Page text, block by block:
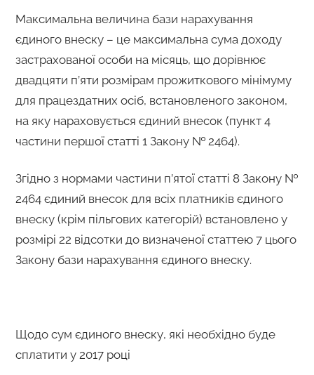
Максимальна величина бази нарахування
єдиного внеску – це максимальна сума доходу
застрахованої особи на місяць, що дорівнює
двадцяти п’яти розмірам прожиткового мінімуму
для працездатних осіб, встановленого законом,
на яку нараховується єдиний внесок (пункт 4
частини першої статті 1 Закону № 2464).
Згідно з нормами частини п’ятої статті 8 Закону №
2464 єдиний внесок для всіх платників єдиного
внеску (крім пільгових категорій) встановлено у
розмірі 22 відсотки до визначеної статтею 7 цього
Закону бази нарахування єдиного внеску.
Щодо сум єдиного внеску, які необхідно буде
сплатити у 2017 році